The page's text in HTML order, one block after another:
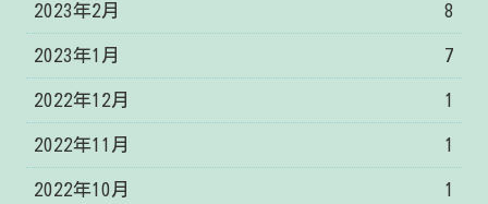
2023年2月 8
2023年1月 7
2022年12月 1
2022年11月 1
2022年10月 1